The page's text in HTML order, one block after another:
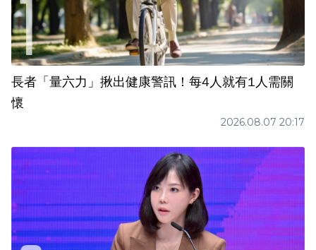
長者「量六力」揪出健康警訊！每4人就有1人需關
懷
2026.08.07 20:17